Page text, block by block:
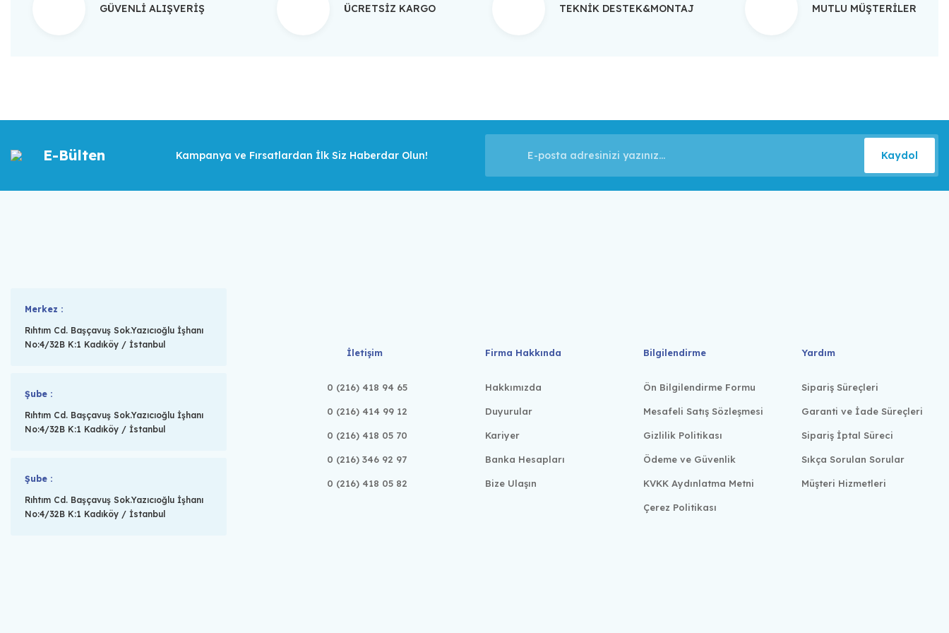
GÜVENLİ ALIŞVERİŞ ÜCRETSİZ KARGO TEKNİK DESTEK&MONTAJ MUTLU MÜŞTERİLER
E-Bülten Kampanya ve Fırsatlardan İlk Siz Haberdar Olun! Kaydol
Merkez :
Rıhtım Cd. Başçavuş Sok.Yazıcıoğlu İşhanı
No:4/32B K:1 Kadıköy / İstanbul
Şube :
Rıhtım Cd. Başçavuş Sok.Yazıcıoğlu İşhanı
No:4/32B K:1 Kadıköy / İstanbul
Şube :
Rıhtım Cd. Başçavuş Sok.Yazıcıoğlu İşhanı
No:4/32B K:1 Kadıköy / İstanbul
İletişim
0 (216) 418 94 65
0 (216) 414 99 12
0 (216) 418 05 70
0 (216) 346 92 97
0 (216) 418 05 82
Firma Hakkında
Hakkımızda
Duyurular
Kariyer
Banka Hesapları
Bize Ulaşın
Bilgilendirme
Ön Bilgilendirme Formu
Mesafeli Satış Sözleşmesi
Gizlilik Politikası
Ödeme ve Güvenlik
KVKK Aydınlatma Metni
Çerez Politikası
Yardım
Sipariş Süreçleri
Garanti ve İade Süreçleri
Sipariş İptal Süreci
Sıkça Sorulan Sorular
Müşteri Hizmetleri